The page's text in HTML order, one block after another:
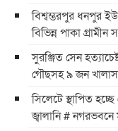
বিশ্বম্ভরপুর ধনপুর
বিভিন্ন পাকা
সুরঞ্জিত সেন
গৌছসহ ৯ জন খালাস
​সিলেটে স্থাপিত হচ্ছে
জ্বালানি ​#